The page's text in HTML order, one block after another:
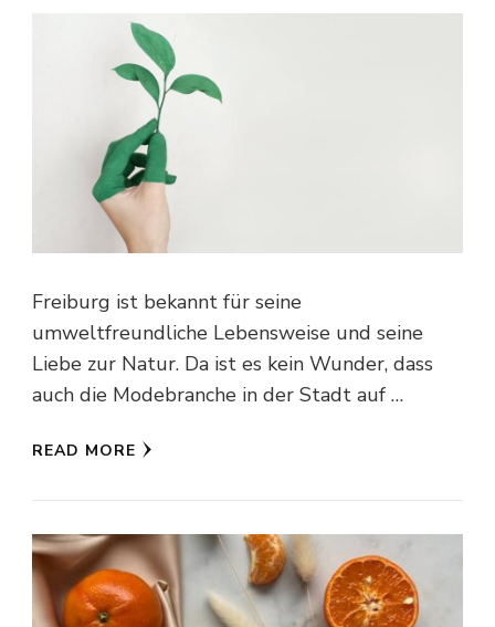
Freiburg ist bekannt für seine
umweltfreundliche Lebensweise und seine
Liebe zur Natur. Da ist es kein Wunder, dass
auch die Modebranche in der Stadt auf …
READ MORE